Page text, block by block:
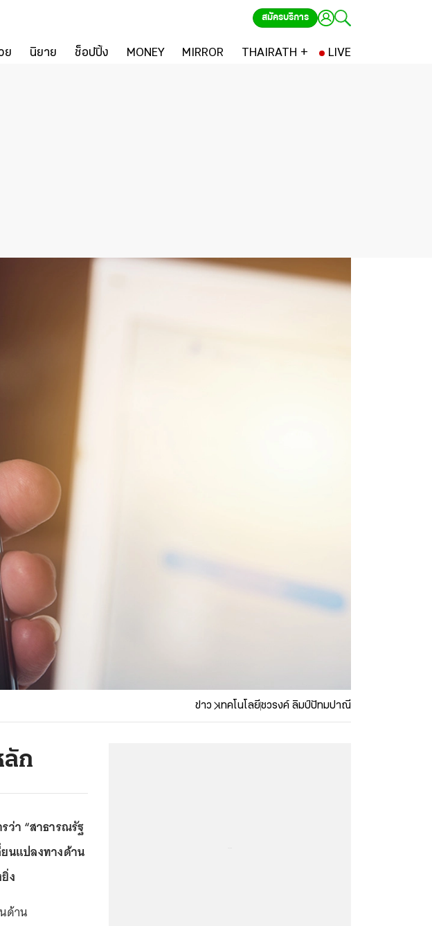
สมัครบริการ
ย นิยาย ช็อปปิ้ง MONEY MIRROR THAIRATH + LIVE
ข่าว เทคโนโลยีชวรงค์ ลิมป์ปัทมปาณี
ลัก
ว่า “สาธารณรัฐ
นแปลงทางด้าน
ง
ด้าน